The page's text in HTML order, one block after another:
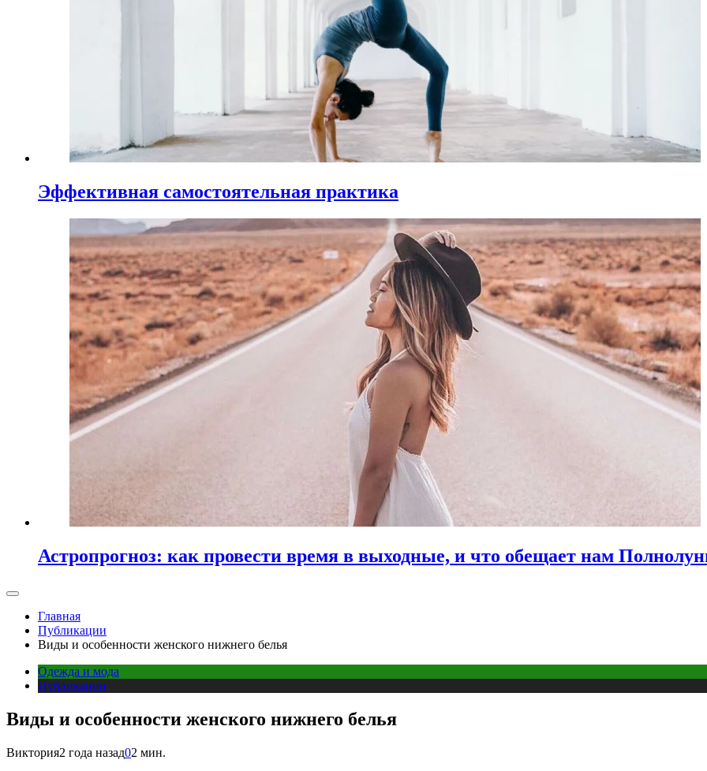
Эффективная самостоятельная практика
Астропрогноз: как провести время в выходные, и что обещает нам
Главная
Публикации
Виды и особенности женского нижнего белья
Одежда и мода
Публикации
Виды и особенности женского нижнего белья
Виктория2 года назад02 мин.